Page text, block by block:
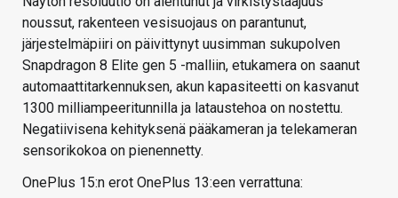
noussut, rakenteen vesisuojaus on parantunut,
järjestelmäpiiri on päivittynyt uusimman sukupolven
Snapdragon 8 Elite gen 5 -malliin, etukamera on saanut
automaattitarkennuksen, akun kapasiteetti on kasvanut
1300 milliampeeritunnilla ja lataustehoa on nostettu.
Negatiivisena kehityksenä pääkameran ja telekameran
sensorikokoa on pienennetty.
OnePlus 15:n erot OnePlus 13:een verrattuna: